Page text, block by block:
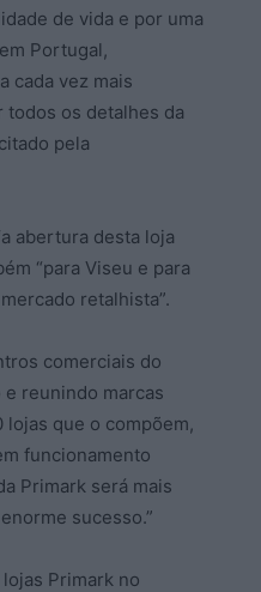
de vida e por uma
Portugal,
cada vez mais
todos os detalhes da
pela
abertura desta loja
“para Viseu e para
retalhista”.
comerciais do
reunindo marcas
que o compõem,
funcionamento
Primark será mais
sucesso.”
Primark no